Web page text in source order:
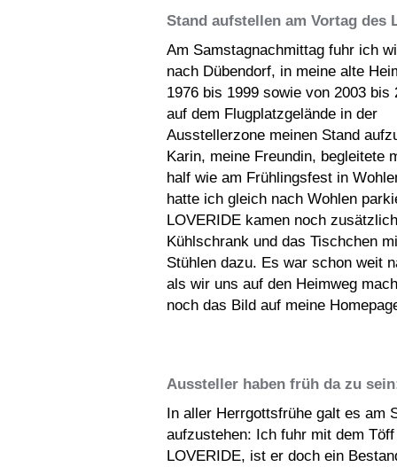
Stand aufstellen am Vortag des
Am Samstagnachmittag fuhr ich
nach Dübendorf, in meine alte
1976 bis 1999 sowie von 2003 bis
auf dem Flugplatzgelände in der
Ausstellerzone meinen Stand
Karin, meine Freundin, begleitete
half wie am Frühlingsfest in
hatte ich gleich nach Wohlen
LOVERIDE kamen noch
Kühlschrank und das Tischchen
Stühlen dazu. Es war schon weit
als wir uns auf den Heimweg
noch das Bild auf meine
Aussteller haben früh da zu
In aller Herrgottsfrühe galt es am
aufzustehen: Ich fuhr mit dem Töff
LOVERIDE, ist er doch ein